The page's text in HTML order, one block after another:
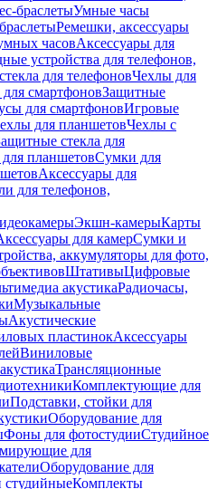
браслетыУмные часы
Ремешки, аксессуары
часовАксессуары для
устройства для телефонов,
для телефоновЧехлы для
смартфоновЗащитные
для смартфоновИгровые
для планшетовЧехлы с
стекла для
планшетовСумки для
Аксессуары для
для телефонов,
Экшн-камерыКарты
для камерСумки и
аккумуляторы для фото,
ШтативыЦифровые
акустикаРадиочасы,
Музыкальные
Акустические
пластинокАксессуары
Виниловые
Трансляционные
Комплектующие для
Подставки, стойки для
Оборудование для
Фоны для фотостудииСтудийное
для
Оборудование для
Комплекты